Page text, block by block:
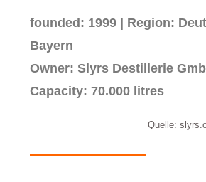
founded: 1999 | Region:
Bayern
Owner: Slyrs Destillerie
Capacity: 70.000 litres
Quelle: